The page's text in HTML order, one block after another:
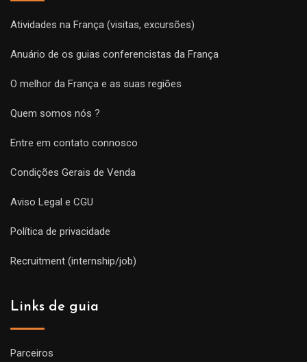
Atividades na França (visitas, excursões)
Anuário de os guias conferencistas da França
O melhor da França e as suas regiões
Quem somos nós ?
Entre em contato connosco
Condições Gerais de Venda
Aviso Legal e CGU
Política de privacidade
Recruitment (internship/job)
Links de guia
Parceiros